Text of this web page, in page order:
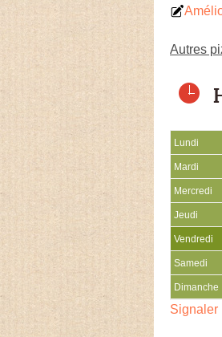
Autres
Lundi
Mardi
Mercredi
Jeudi
Vendredi
Samedi
Dimanche
Signaler